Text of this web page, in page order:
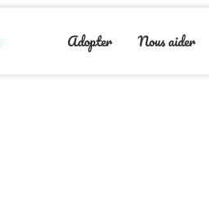
Adopter Nous aider